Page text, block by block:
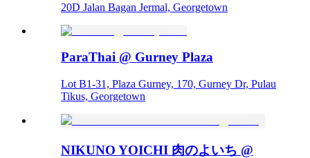
20D Jalan Bagan Jermal, Georgetown
ParaThai @ Gurney Plaza
Lot B1-31, Plaza Gurney, 170, Gurney Dr, Pulau
Tikus, Georgetown
NIKUNO YOICHI 肉のよいち @